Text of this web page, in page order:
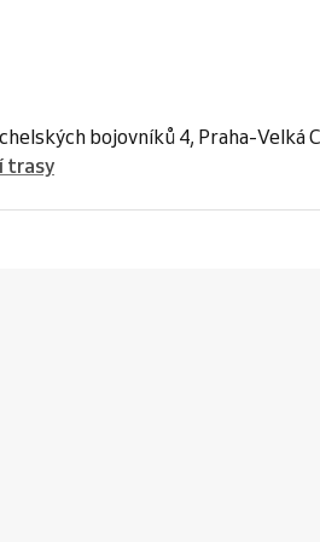
bojovníků 4, Praha-Velká
trasy